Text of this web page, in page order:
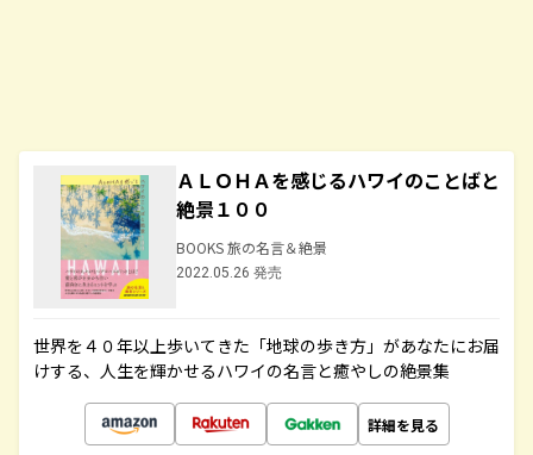
ＡＬＯＨＡを感じるハワイのことばと
絶景１００
BOOKS 旅の名言＆絶景
2022.05.26 発売
世界を４０年以上歩いてきた「地球の歩き方」があなたにお届
けする、人生を輝かせるハワイの名言と癒やしの絶景集
詳細を見る